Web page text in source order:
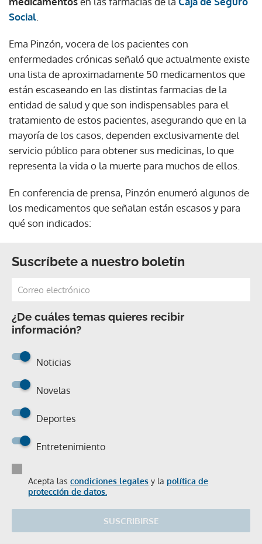
Social
Ema Pinzón, vocera de los pacientes con
enfermedades crónicas señaló que actualmente existe
una lista de aproximadamente 50 medicamentos que
están escaseando en las distintas farmacias de la
entidad de salud y que son indispensables para el
tratamiento de estos pacientes, asegurando que en la
mayoría de los casos, dependen exclusivamente del
servicio público para obtener sus medicinas, lo que
representa la vida o la muerte para muchos de ellos.
En conferencia de prensa, Pinzón enumeró algunos de
los medicamentos que señalan están escasos y para
qué son indicados:
Suscríbete a nuestro boletín
¿De cuáles temas quieres recibir
información?
Noticias
Novelas
Deportes
Entretenimiento
Acepta las condiciones legales y la política de
protección de datos.
SUSCRIBIRSE